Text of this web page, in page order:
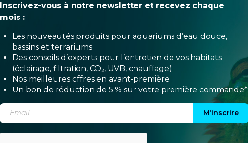
Inscrivez-vous à notre newsletter et recevez chaque
mois :
Les nouveautés produits pour aquariums d’eau douce,
bassins et terrariums
Des conseils d’experts pour l’entretien de vos habitats
(éclairage, filtration, CO₂, UVB, chauffage)
Nos meilleures offres en avant-première
Un bon de réduction de 5 % sur votre première commande*
M'inscrire